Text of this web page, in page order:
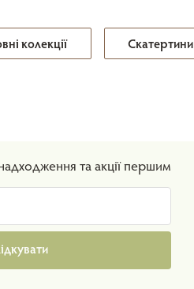
колекції
та акції першим